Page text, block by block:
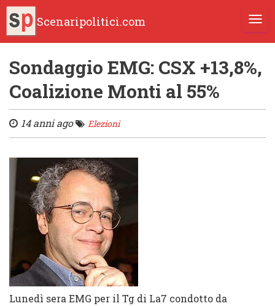
Scenaripolitici.com
Sondaggio EMG: CSX +13,8%,
Coalizione Monti al 55%
14 anni ago Elezioni
Lunedì sera EMG per il Tg di La7 condotto da